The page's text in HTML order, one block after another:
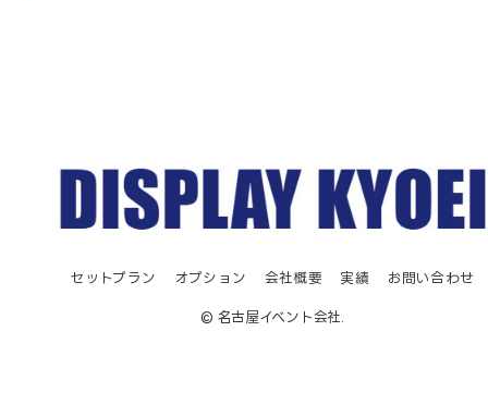
セットプラン オプション 会社概要 実績 お問い合わせ
© 名古屋イベント会社.